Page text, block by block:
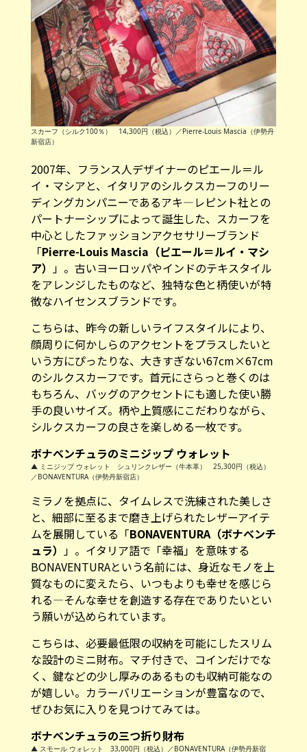
スカーフ（シルク100％） 14,300円（税込）／Pierre-Louis Mascia（伊勢丹
新宿店）
2007年、フランス人デザイナーのピエール＝ル
イ・マシアと、イタリアのシルクスカーフのリー
ディングカンパニーであるアキ―レピント社との
パートナーシップによって誕生した、スカーフを
中心としたファッションアクセサリーブランド
「Pierre-Louis Mascia（ピエール＝ルイ・マシ
ア） 」。古いヨーロッパやインドのテキスタイル
をアレンジしたものなど、独特な色と柄使いが特
徴なハイセンスブランドです。
こちらは、昨今の新しいライフスタイルにより、
顔周りに何かしらのアクセントをプラスしたいと
いう方にぴったりな、大きすぎない67cm×67cm
のシルクスカーフです。首元にさらっと巻くのは
もちろん、バッグのアクセントにも適した使い勝
手の良いサイズ。柄や上質感にこだわりながら、
シルクスカーフの良さを楽しめる一枚です。
ボナベンチュラのミニジップ ウォレット
▲ ミニジップ ウォレット シュリンクレザー（牛本革） 25,300円（税込）
／BONAVENTURA（伊勢丹新宿店）
ミラノを拠点に、タイムレスで洗練された美しさ
と、細部に至るまで磨き上げられたレザーアイテ
ムを展開している「BONAVENTURA（ボナベンチ
ュラ） 」。イタリア語で「幸福」を意味する
BONAVENTURAという名前には、身近なモノを上
質なものに変えたら、いつもよりも幸せを感じら
れる―そんな幸せを創造する存在でありたいとい
う願いが込められています。
こちらは、必要最低限の収納を可能にしたスリム
な設計のミニ財布。マチ付きで、コインだけでな
く、鍵などの少し厚みのあるものも収納可能なの
が嬉しい。カラーバリエーションが豊富なので、
ぜひお気に入りを見つけてみては。
ボナベンチュラの三つ折り財布
▲ スモール ウォレット 33,000円（税込）／BONAVENTURA（伊勢丹新宿